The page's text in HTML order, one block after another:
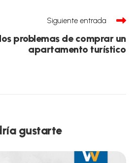
Siguiente entrada
problemas de comprar un
apartamento turístico
gustarte